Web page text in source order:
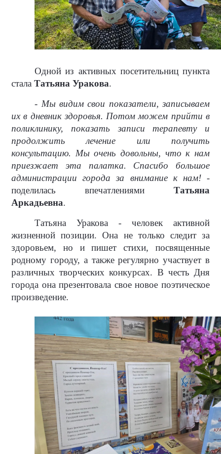
Одной из активных посетительниц пункта
стала Татьяна Уракова.
- Мы видим свои показатели, записываем
их в дневник здоровья. Потом можем прийти в
поликлинику, показать записи терапевту и
продолжить лечение или получить
консультацию. Мы очень довольны, что к нам
приезжает эта палатка. Спасибо большое
администрации города за внимание к нам!-
поделилась впечатлениями Татьяна
Аркадьевна.
Татьяна Уракова - человек активной
жизненной позиции. Она не только следит за
здоровьем, но и пишет стихи, посвященные
родному городу, а также регулярно участвует в
различных творческих конкурсах. В честь Дня
города она презентовала свое новое поэтическое
произведение.